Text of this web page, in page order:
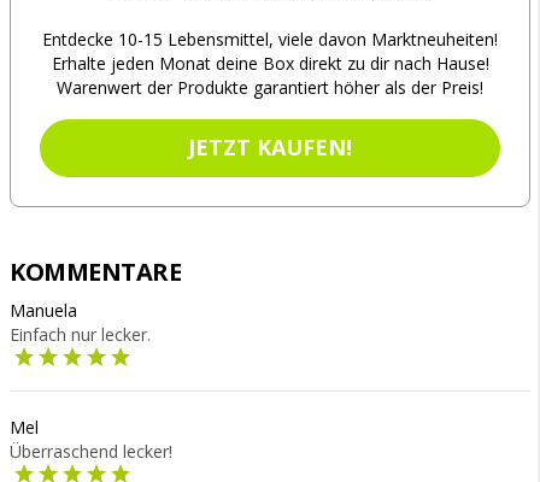
Entdecke 10-15 Lebensmittel, viele davon Marktneuheiten!
Erhalte jeden Monat deine Box direkt zu dir nach Hause!
Warenwert der Produkte garantiert höher als der Preis!
JETZT KAUFEN!
KOMMENTARE
Manuela
Einfach nur lecker.
Mel
Überraschend lecker!